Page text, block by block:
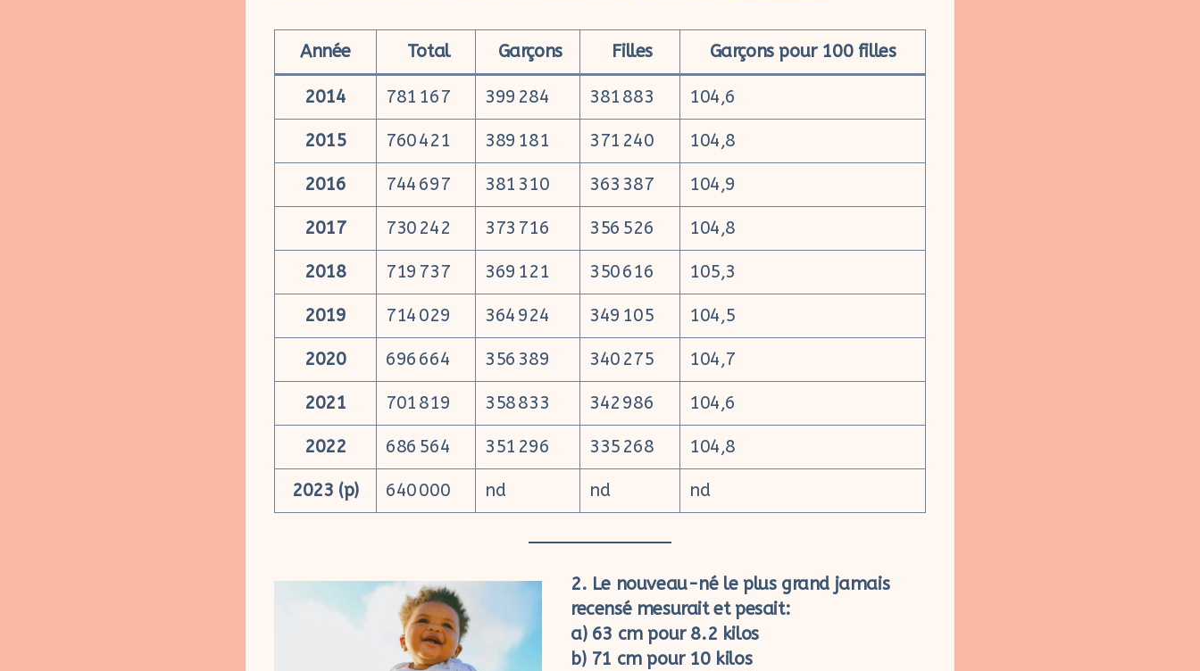
Année Total Garçons Filles Garçons pour 100 filles
2014 781 167 399 284 381 883 104,6
2015 760 421 389 181 371 240 104,8
2016 744 697 381 310 363 387 104,9
2017 730 242 373 716 356 526 104,8
2018 719 737 369 121 350 616 105,3
2019 714 029 364 924 349 105 104,5
2020 696 664 356 389 340 275 104,7
2021 701 819 358 833 342 986 104,6
2022 686 564 351 296 335 268 104,8
2023 (p) 640 000 nd nd nd
2. Le nouveau-né le plus grand jamais
recensé mesurait et pesait:
a) 63 cm pour 8.2 kilos
b) 71 cm pour 10 kilos